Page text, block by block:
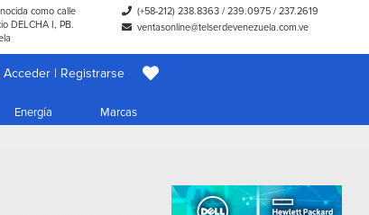
como calle
DELCHA I, PB.
(+58-212) 238.8363 /239.0975 /237.2619
ventasonline@telserdevenezuela.com.ve
Acceder | Registrarse
Energía Marcas